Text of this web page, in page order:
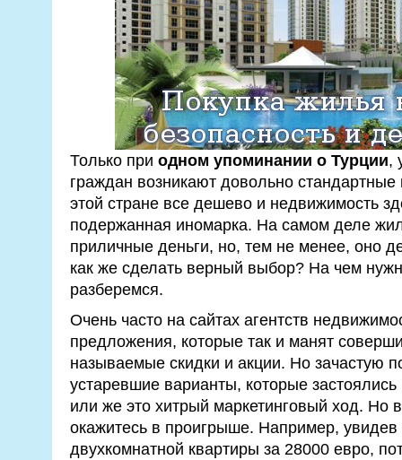
Только при одном упоминании о Турции,
граждан возникают довольно
этой стране все дешево и недвижимость
подержанная иномарка. На самом деле
приличные деньги, но, тем не менее, оно
как же сделать верный выбор? На чем
разберемся.
Очень часто на сайтах агентств
предложения, которые так и манят
называемые скидки и акции. Но зачастую
устаревшие варианты, которые
или же это хитрый маркетинговый ход. Но
окажитесь в проигрыше. Например,
двухкомнатной квартиры за 28000 евро,